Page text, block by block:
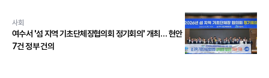
사회
여수서 '섬 지역 기초단체장협의회 정기회의' 개최… 현안
7건 정부 건의